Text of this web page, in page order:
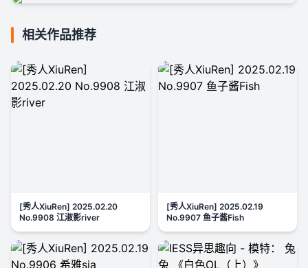
相关作品推荐
[秀人XiuRen] 2025.02.20
No.9908 江淑影river
[秀人XiuRen] 2025.02.19
No.9907 鱼子酱Fish